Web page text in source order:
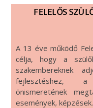
FELELŐS
A 13 éve működő
célja, hogy a
szakembereknek
fejlesztéshez, a
önismeretének
események, képzések.